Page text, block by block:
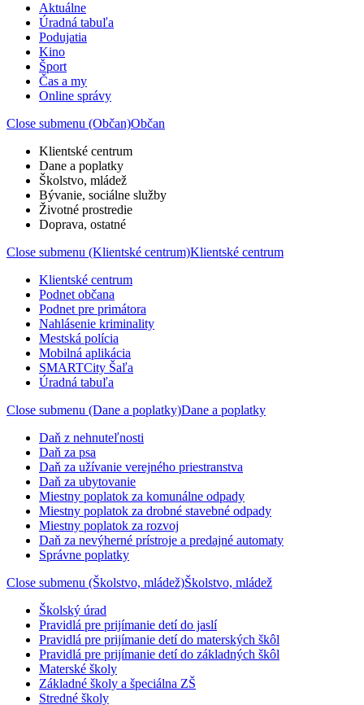
Aktuálne
Úradná tabuľa
Podujatia
Kino
Šport
Čas a my
Online správy
Close submenu (Občan)Občan
Klientské centrum
Dane a poplatky
Školstvo, mládež
Bývanie, sociálne služby
Životné prostredie
Doprava, ostatné
Close submenu (Klientské centrum)Klientské centrum
Klientské centrum
Podnet občana
Podnet pre primátora
Nahlásenie kriminality
Mestská polícia
Mobilná aplikácia
SMARTCity Šaľa
Úradná tabuľa
Close submenu (Dane a poplatky)Dane a poplatky
Daň z nehnuteľnosti
Daň za psa
Daň za užívanie verejného priestranstva
Daň za ubytovanie
Miestny poplatok za komunálne odpady
Miestny poplatok za drobné stavebné odpady
Miestny poplatok za rozvoj
Daň za nevýherné prístroje a predajné automaty
Správne poplatky
Close submenu (Školstvo, mládež)Školstvo, mládež
Školský úrad
Pravidlá pre prijímanie detí do jaslí
Pravidlá pre prijímanie detí do materských škôl
Pravidlá pre prijímanie detí do základných škôl
Materské školy
Základné školy a špeciálna ZŠ
Stredné školy